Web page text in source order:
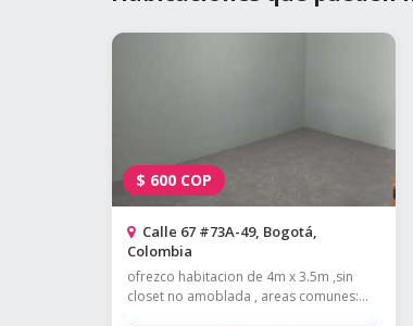
$ 600 COP
Calle 67 #73A-49, Bogotá,
Colombia
ofrezco habitacion de 4m x 3.5m ,sin
closet no amoblada , areas comunes:...